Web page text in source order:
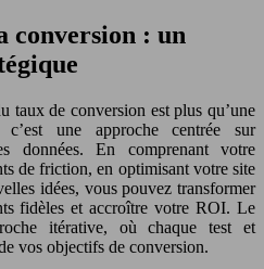
conversion : un
taux de conversion est plus qu’une
une approche centrée sur
données. En comprenant votre
de friction, en optimisant votre site
idées, vous pouvez transformer
fidèles et accroître votre ROI. Le
itérative, où chaque test et
vos objectifs de conversion.